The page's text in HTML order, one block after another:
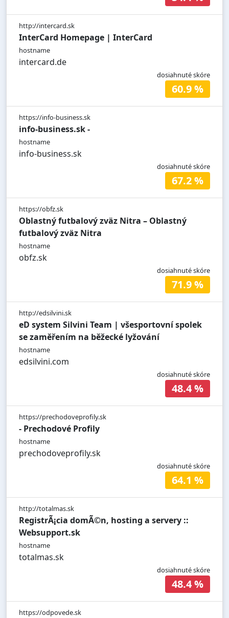
http://intercard.sk
InterCard Homepage | InterCard
hostname
intercard.de
dosiahnuté skóre
60.9 %
https://info-business.sk
info-business.sk -
hostname
info-business.sk
dosiahnuté skóre
67.2 %
https://obfz.sk
Oblastný futbalový zväz Nitra – Oblastný
futbalový zväz Nitra
hostname
obfz.sk
dosiahnuté skóre
71.9 %
http://edsilvini.sk
eD system Silvini Team | všesportovní spolek
se zaměřením na běžecké lyžování
hostname
edsilvini.com
dosiahnuté skóre
48.4 %
https://prechodoveprofily.sk
- Prechodové Profily
hostname
prechodoveprofily.sk
dosiahnuté skóre
64.1 %
http://totalmas.sk
RegistrÃ¡cia domÃ©n, hosting a servery ::
Websupport.sk
hostname
totalmas.sk
dosiahnuté skóre
48.4 %
https://odpovede.sk